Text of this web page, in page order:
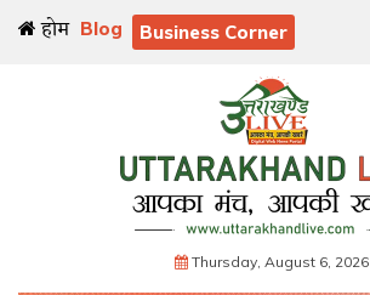
होम Blog Business Corner
Thursday, August 6, 2026